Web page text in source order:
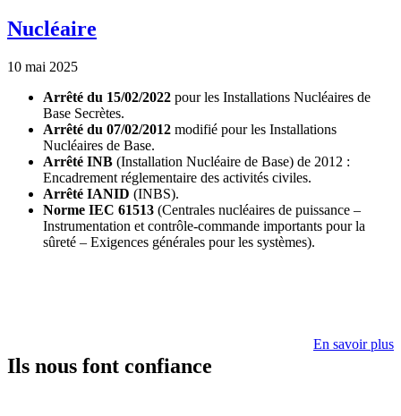
Nucléaire
10 mai 2025
Arrêté du 15/02/2022 pour les Installations Nucléaires de
Base Secrètes.
Arrêté du 07/02/2012 modifié pour les Installations
Nucléaires de Base.
Arrêté INB (Installation Nucléaire de Base) de 2012 :
Encadrement réglementaire des activités civiles.
Arrêté IANID (INBS).
Norme IEC 61513 (Centrales nucléaires de puissance –
Instrumentation et contrôle-commande importants pour la
sûreté – Exigences générales pour les systèmes).
Ils nous font confiance
En savoir plus